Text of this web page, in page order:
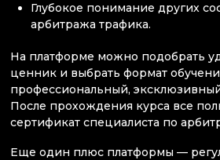
Глубокое понимание других
арбитража трафика.
На платформе можно подобрать
ценник и выбрать формат
профессиональный,
После прохождения курса все
сертификат специалиста по
Еще один плюс платформы —